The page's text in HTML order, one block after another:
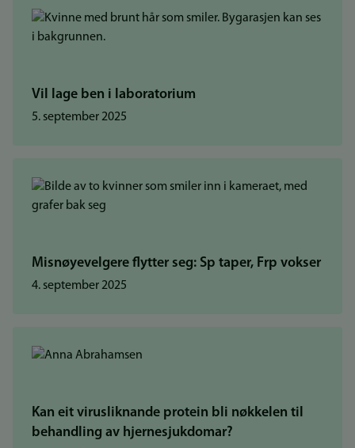
Vil lage ben i laboratorium
5. september 2025
Misnøyevelgere flytter seg: Sp taper, Frp vokser
4. september 2025
Kan eit virusliknande protein bli nøkkelen til
behandling av hjernesjukdomar?